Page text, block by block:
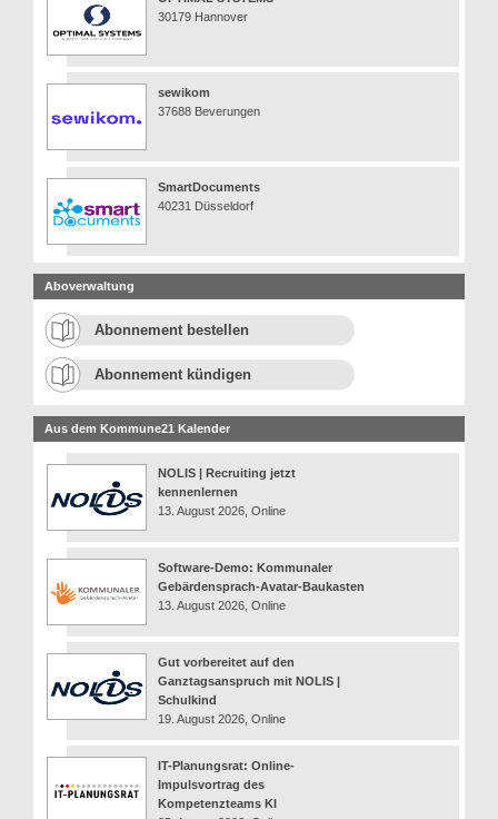
30179 Hannover
sewikom
37688 Beverungen
SmartDocuments
40231 Düsseldorf
Aboverwaltung
Abonnement bestellen
Abonnement kündigen
Aus dem Kommune21 Kalender
NOLIS | Recruiting jetzt
kennenlernen
13. August 2026, Online
Software-Demo: Kommunaler
Gebärdensprach-Avatar-Baukasten
13. August 2026, Online
Gut vorbereitet auf den
Ganztagsanspruch mit NOLIS |
Schulkind
19. August 2026, Online
IT-Planungsrat: Online-
Impulsvortrag des
Kompetenzteams KI